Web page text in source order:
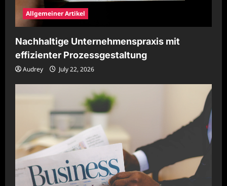
Allgemeiner Artikel
Nachhaltige Unternehmenspraxis mit
effizienter Prozessgestaltung
Audrey July 22, 2026